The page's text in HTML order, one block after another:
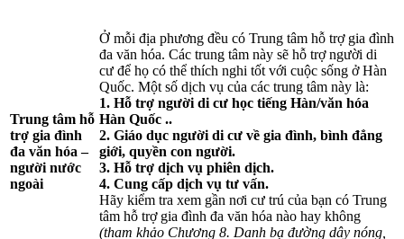
Trung tâm hỗ
trợ gia đình
đa văn hóa –
người nước
ngoài
Ở mỗi địa phương đều có Trung tâm hỗ trợ gia đình
đa văn hóa. Các trung tâm này sẽ hỗ trợ người di
cư để họ có thể thích nghi tốt với cuộc sống ở Hàn
Quốc. Một số dịch vụ của các trung tâm này là:
1. Hỗ trợ người di cư học tiếng Hàn/văn hóa
Hàn Quốc ..
2. Giáo dục người di cư về gia đình, bình đẳng
giới, quyền con người.
3. Hỗ trợ dịch vụ phiên dịch.
4. Cung cấp dịch vụ tư vấn.
Hãy kiểm tra xem gần nơi cư trú của bạn có Trung
tâm hỗ trợ gia đình đa văn hóa nào hay không
(tham khảo Chương 8. Danh bạ đường dây nóng,